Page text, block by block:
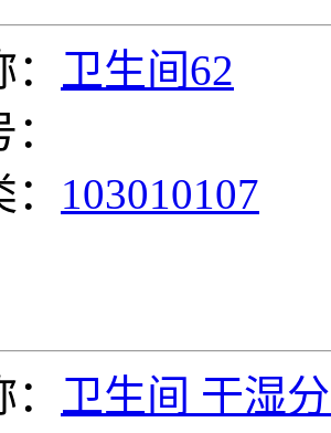
卫生间62
103010107
卫生间 干湿